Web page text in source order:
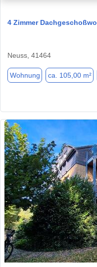
4 Zimmer
Neuss, 41464
Wohnung ca. 105,00 m²